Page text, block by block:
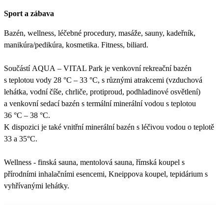
Sport a zábava
Bazén, wellness, léčebné procedury, masáže, sauny, kadeřník,
manikúra/pedikúra, kosmetika. Fitness, biliard.
Součástí AQUA – VITAL Park je venkovní rekreační bazén
s teplotou vody 28 °C – 33 °C, s různými atrakcemi (vzduchová
lehátka, vodní číše, chrliče, protiproud, podhladinové osvětlení)
a venkovní sedací bazén s termální minerální vodou s teplotou
36 °C – 38 °C.
K dispozici je také vnitřní minerální bazén s léčivou vodou o teplotě
33 a 35°C.
Wellness - finská sauna, mentolová sauna, římská koupel s
přírodními inhalačními esencemi, Kneippova koupel, tepidárium s
vyhřívanými lehátky.